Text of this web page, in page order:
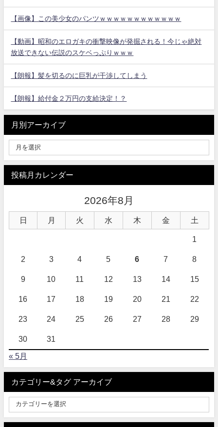
【画像】この美少女のパンツｗｗｗｗｗｗｗｗｗｗｗｗ
【動画】昭和のエロガキの衝撃映像が発掘される！今じゃ絶対
放送できない伝説のスケベっぷりｗｗｗ
【朗報】髪を切るのに巨乳が干渉してしまう
【朗報】給付金２万円の支給決定！？
月別アーカイブ
投稿月カレンダー
2026年8月
日 月 火 水 木 金 土
1
2 3 4 5 6 7 8
9 10 11 12 13 14 15
16 17 18 19 20 21 22
23 24 25 26 27 28 29
30 31
« 5月
カテゴリー&タグ アーカイブ